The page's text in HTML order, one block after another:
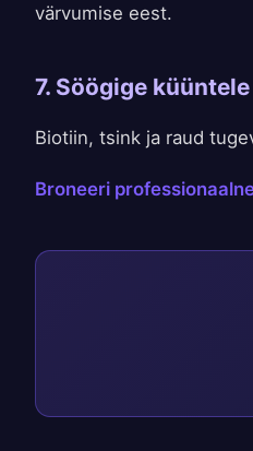
värvumise eest.
7. Söögige
Biotiin, tsink ja raud
Broneeri